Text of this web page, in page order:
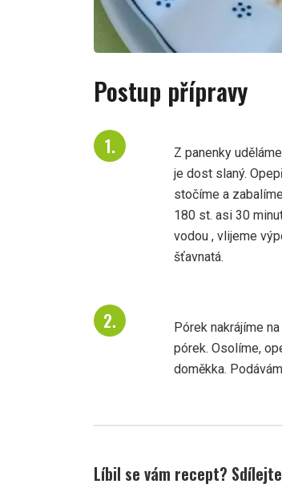
Postup přípravy
Z panenky
je dost slaný.
stočíme a
180 st. asi 30
vodou , vlijeme
šťavnatá.
Pórek nakrájíme
pórek. Osolíme,
doměkka.
Líbil se vám recept? Sdílejte